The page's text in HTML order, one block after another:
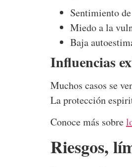
Sentimiento
Miedo a la
Baja
Influencias
Muchos casos se
La protección
Conoce más sobre
Riesgos,